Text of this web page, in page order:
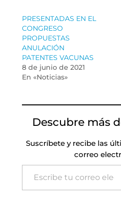
PRESENTADAS EN EL
CONGRESO
PROPUESTAS
ANULACIÓN
PATENTES VACUNAS
8 de junio de 2021
En «Noticias»
Descubre más
Suscríbete y recibe las
correo
Escribe tu correo electrónico…